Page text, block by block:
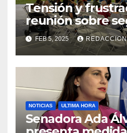
Tensión y
reunión sobre
Reparto
FEB 5, 2025
NOTICIAS ULTIMA HORA
Senadora Ada